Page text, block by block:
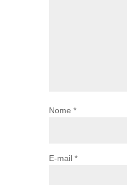
Nome *
E-mail *